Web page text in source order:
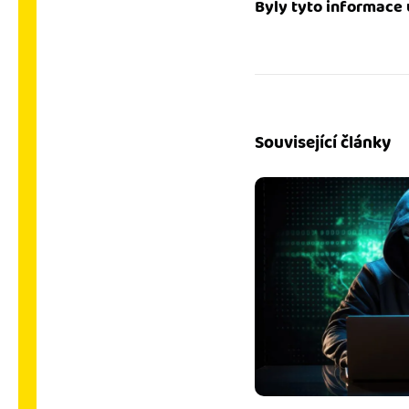
Byly tyto informace
Související články